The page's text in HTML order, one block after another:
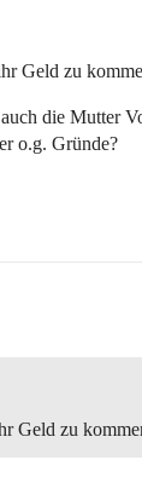
Geld zu
die Mutter
o.g. Gründe?
Geld zu